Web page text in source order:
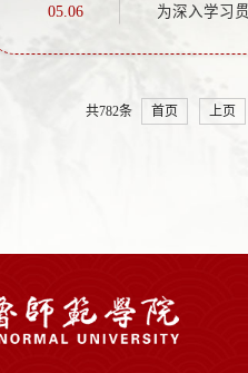
05.06
共782条 首页 上页